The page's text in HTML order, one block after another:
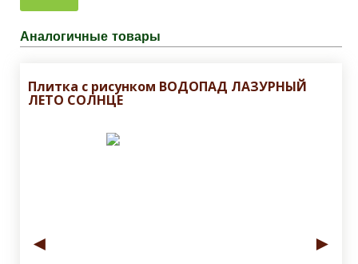
Аналогичные товары
Плитка с рисунком ВОДОПАД ЛАЗУРНЫЙ
ЛЕТО СОЛНЦЕ
◄ ►